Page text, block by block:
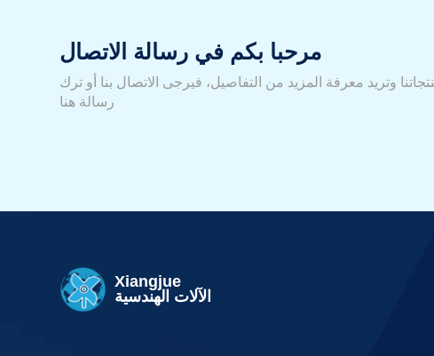
مرحبا بكم في رسالة الاتصال
وتريد معرفة المزيد من التفاصيل، فيرجى الاتصال بنا أو ترك
رسالة هنا
Xiangjue
الآلات الهندسية